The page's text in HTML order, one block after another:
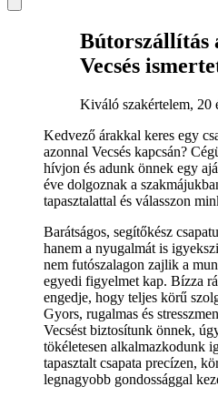
Bútorszállítás
Vecsés
Kiváló szakértelem, 20
Kedvező árakkal keres egy
azonnal Vecsés kapcsán?
hívjon és adunk önnek egy
éve dolgoznak a
tapasztalattal és válasszon
Barátságos, segítőkész
hanem a nyugalmát is
nem futószalagon zajlik a
egyedi figyelmet kap. Bízza
engedje, hogy teljes körű
Gyors, rugalmas és
Vecsést biztosítunk önnek,
tökéletesen alkalmazkodunk
tapasztalt csapata precízen,
legnagyobb gondossággal